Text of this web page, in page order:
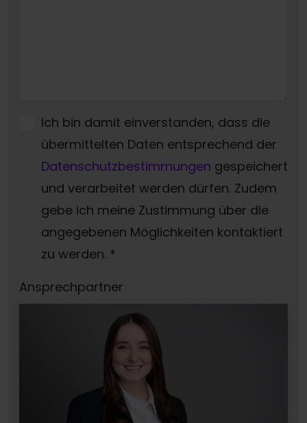
Ich bin damit einverstanden, dass die
übermittelten Daten entsprechend der
Datenschutzbestimmungen gespeichert
und verarbeitet werden dürfen. Zudem
gebe ich meine Zustimmung über die
angegebenen Möglichkeiten kontaktiert
zu werden. *
Ansprechpartner